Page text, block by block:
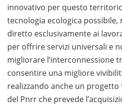
innovativo per questo
tecnologia ecologica possibile,
diretto esclusivamente ai
per offrire servizi universali e
migliorare l’interconnessione
consentire una migliore
realizzando anche un
del Pnrr che prevede